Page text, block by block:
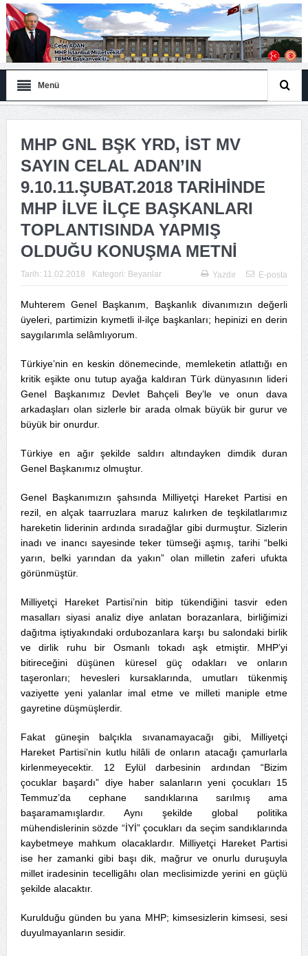
Menü
MHP GNL BŞK YRD, İST MV
SAYIN CELAL ADAN’IN
9.10.11.ŞUBAT.2018 TARİHİNDE
MHP İLVE İLÇE BAŞKANLARI
TOPLANTISINDA YAPMIŞ
OLDUĞU KONUŞMA METNİ
Tarih: 11.02.2018 Kategori: Beyanlar Yazdır E-posta
Muhterem Genel Başkanım, Başkanlık divanımızın değerli
üyeleri, partimizin kıymetli il-ilçe başkanları; hepinizi en derin
saygılarımla selâmlıyorum.
Türkiye’nin en keskin dönemecinde, memleketin atlattığı en
kritik eşikte onu tutup ayağa kaldıran Türk dünyasının lideri
Genel Başkanımız Devlet Bahçeli Bey’le ve onun dava
arkadaşları olan sizlerle bir arada olmak büyük bir gurur ve
büyük bir onurdur.
Türkiye en ağır şekilde saldırı altındayken dimdik duran
Genel Başkanımız olmuştur.
Genel Başkanımızın şahsında Milliyetçi Hareket Partisi en
rezil, en alçak taarruzlara maruz kalırken de teşkilatlarımız
hareketin liderinin ardında sıradağlar gibi durmuştur. Sizlerin
inadı ve inancı sayesinde teker tümseği aşmış, tarihi “belki
yarın, belki yarından da yakın” olan milletin zaferi ufukta
görünmüştür.
Milliyetçi Hareket Partisi’nin bitip tükendiğini tasvir eden
masalları siyasi analiz diye anlatan borazanlara, birliğimizi
dağıtma iştiyakındaki ordubozanlara karşı bu salondaki birlik
ve dirlik ruhu bir Osmanlı tokadı aşk etmiştir. MHP’yi
bitireceğini düşünen küresel güç odakları ve onların
taşeronları; hevesleri kursaklarında, umutları tükenmiş
vaziyette yeni yalanlar imal etme ve milleti maniple etme
gayretine düşmüşlerdir.
Fakat güneşin balçıkla sıvanamayacağı gibi, Milliyetçi
Hareket Partisi’nin kutlu hilâli de onların atacağı çamurlarla
kirlenmeyecektir. 12 Eylül darbesinin ardından “Bizim
çocuklar başardı” diye haber salanların yeni çocukları 15
Temmuz’da cephane sandıklarına sarılmış ama
başaramamışlardır. Aynı şekilde global politika
mühendislerinin sözde “İYİ” çocukları da seçim sandıklarında
kaybetmeye mahkum olacaklardır. Milliyetçi Hareket Partisi
ise her zamanki gibi başı dik, mağrur ve onurlu duruşuyla
millet iradesinin tecelligâhı olan meclisimizde yerini en güçlü
şekilde alacaktır.
Kurulduğu günden bu yana MHP; kimsesizlerin kimsesi, sesi
duyulmayanların sesidir.